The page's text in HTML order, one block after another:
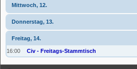
Mittwoch, 12.
Donnerstag, 13.
Freitag, 14.
16:00 Civ - Freitags-Stammtisch